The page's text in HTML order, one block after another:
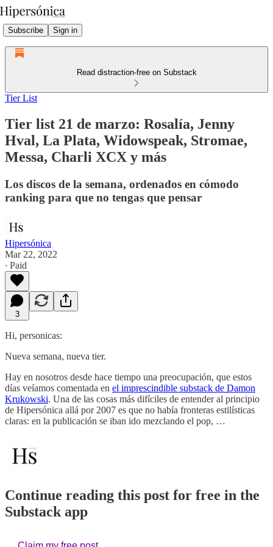
Subscribe Sign in
Read distraction-free on Substack
Tier List
Tier list 21 de marzo: Rosalía, Jenny
Hval, La Plata, Widowspeak, Stromae,
Messa, Charli XCX y más
Los discos de la semana, ordenados en cómodo
ranking para que no tengas que pensar
Hipersónica
Mar 22, 2022
∙ Paid
3
Hi, personicas:
Nueva semana, nueva tier.
Hay en nosotros desde hace tiempo una preocupación, que estos
días veíamos comentada en el imprescindible substack de Damon
Krukowski. Una de las cosas más difíciles de entender al principio
de Hipersónica allá por 2007 es que no había fronteras estilísticas
claras: en la publicación se iban ido mezclando el pop, …
Continue reading this post for free in the
Substack app